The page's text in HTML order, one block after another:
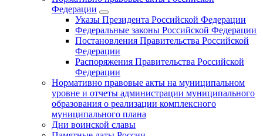
Федерации
Указы Президента Российской Федерации
Федеральные законы Российской Федерации
Постановления Правительства Российской
Федерации
Распоряжения Правительства Российской
Федерации
Нормативно правовые акты на муниципальном
уровне и отчеты администрации муниципального
образования о реализации комплексного
муниципального плана
Дни воинской славы